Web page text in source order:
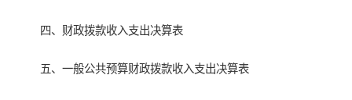
四、财政拨款收入支出决算表
五、一般公共预算财政拨款收入支出决算表